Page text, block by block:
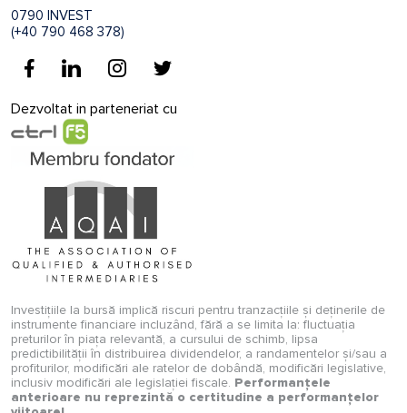
0790 INVEST
(+40 790 468 378)
Dezvoltat in parteneriat cu
Investițiile la bursă implică riscuri pentru tranzacțiile și deținerile de
instrumente financiare incluzând, fără a se limita la: fluctuația
preturilor în piața relevantă, a cursului de schimb, lipsa
predictibilității în distribuirea dividendelor, a randamentelor și/sau a
profiturilor, modificări ale ratelor de dobândă, modificări legislative,
inclusiv modificări ale legislației fiscale. Performanțele
anterioare nu reprezintă o certitudine a performanțelor